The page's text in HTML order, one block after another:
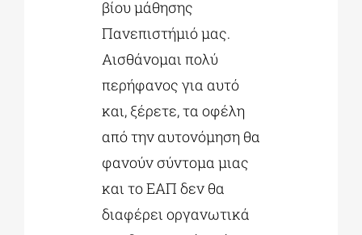
βίου μάθησης
Πανεπιστήμιό μας.
Αισθάνομαι πολύ
περήφανος για αυτό
και, ξέρετε, τα οφέλη
από την αυτονόμηση θα
φανούν σύντομα μιας
και το ΕΑΠ δεν θα
διαφέρει οργανωτικά